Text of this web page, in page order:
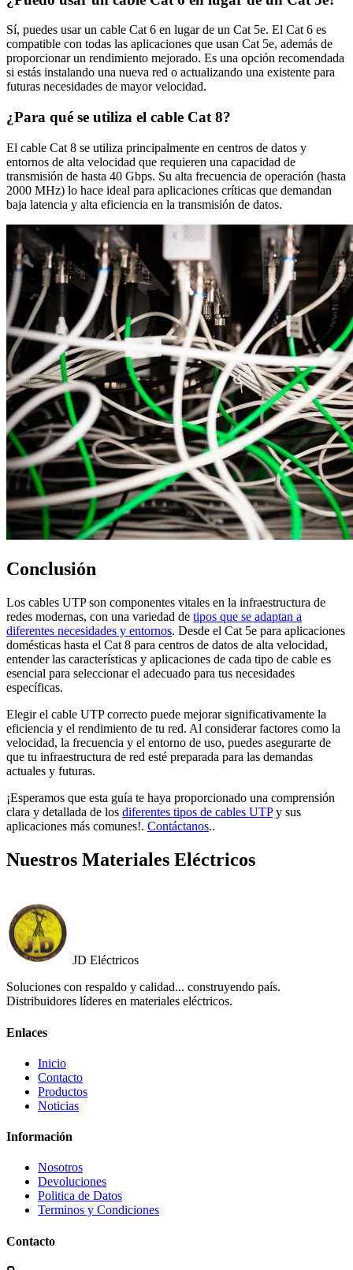
Sí, puedes usar un cable Cat 6 en lugar de un Cat 5e. El Cat 6 es
compatible con todas las aplicaciones que usan Cat 5e, además de
proporcionar un rendimiento mejorado. Es una opción recomendada
si estás instalando una nueva red o actualizando una existente para
futuras necesidades de mayor velocidad.
¿Para qué se utiliza el cable Cat 8?
El cable Cat 8 se utiliza principalmente en centros de datos y
entornos de alta velocidad que requieren una capacidad de
transmisión de hasta 40 Gbps. Su alta frecuencia de operación (hasta
2000 MHz) lo hace ideal para aplicaciones críticas que demandan
baja latencia y alta eficiencia en la transmisión de datos.
Conclusión
Los cables UTP son componentes vitales en la infraestructura de
redes modernas, con una variedad de tipos que se adaptan a
diferentes necesidades y entornos. Desde el Cat 5e para aplicaciones
domésticas hasta el Cat 8 para centros de datos de alta velocidad,
entender las características y aplicaciones de cada tipo de cable es
esencial para seleccionar el adecuado para tus necesidades
específicas.
Elegir el cable UTP correcto puede mejorar significativamente la
eficiencia y el rendimiento de tu red. Al considerar factores como la
velocidad, la frecuencia y el entorno de uso, puedes asegurarte de
que tu infraestructura de red esté preparada para las demandas
actuales y futuras.
¡Esperamos que esta guía te haya proporcionado una comprensión
clara y detallada de los diferentes tipos de cables UTPy sus
aplicaciones más comunes!. Contáctanos..
Nuestros Materiales Eléctricos
JD Eléctricos
Soluciones con respaldo y calidad... construyendo país.
Distribuidores líderes en materiales eléctricos.
Enlaces
Inicio
Contacto
Productos
Noticias
Información
Nosotros
Devoluciones
Politica de Datos
Terminos y Condiciones
Contacto